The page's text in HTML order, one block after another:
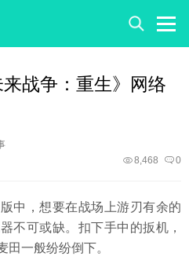
战争：重生》网络
0
8,468
中，想要在战场上游刃有余的
不可或缺。扣下手中的扳机，
田一般纷纷倒下。